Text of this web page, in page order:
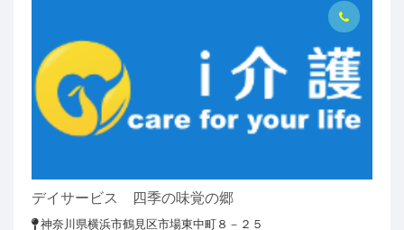
デイサービス 四季の味覚の郷
神奈川県横浜市鶴見区市場東中町８－２５